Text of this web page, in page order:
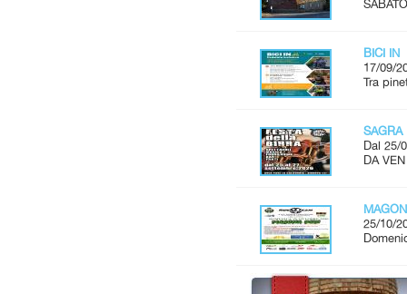
BICI IN
17/09/
Tra
SAGRA
Dal 25/
DA
25/10/